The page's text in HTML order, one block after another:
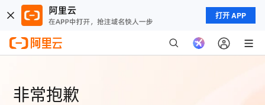
打开 APP
非常抱歉